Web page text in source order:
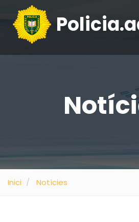
Inici Notícies